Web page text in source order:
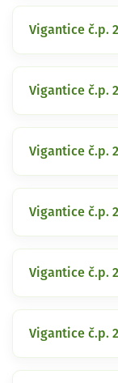
Vigantice č.p.
Vigantice č.p.
Vigantice č.p.
Vigantice č.p.
Vigantice č.p.
Vigantice č.p.